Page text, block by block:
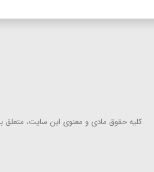
كلیه حقوق مادی و معنوی این سایت، متعلق